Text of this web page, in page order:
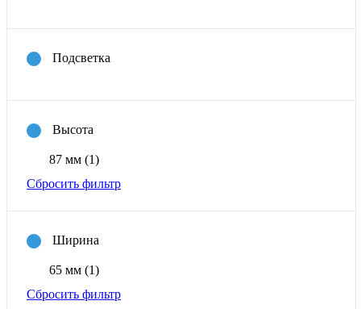
Подсветка
Высота
87 мм (1)
Сбросить фильтр
Ширина
65 мм (1)
Сбросить фильтр